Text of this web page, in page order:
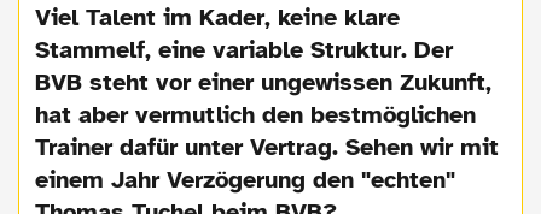
Viel Talent im Kader, keine klare
Stammelf, eine variable Struktur. Der
BVB steht vor einer ungewissen Zukunft,
hat aber vermutlich den bestmöglichen
Trainer dafür unter Vertrag. Sehen wir mit
einem Jahr Verzögerung den "echten"